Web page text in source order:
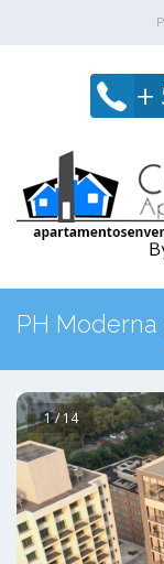
PH Moderna
1 / 14